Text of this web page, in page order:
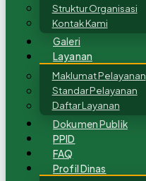
Struktur Organisasi
Kontak Kami
Galeri
Layanan
Maklumat Pelayanan
Standar Pelayanan
Daftar Layanan
Dokumen Publik
PPID
FAQ
Profil Dinas